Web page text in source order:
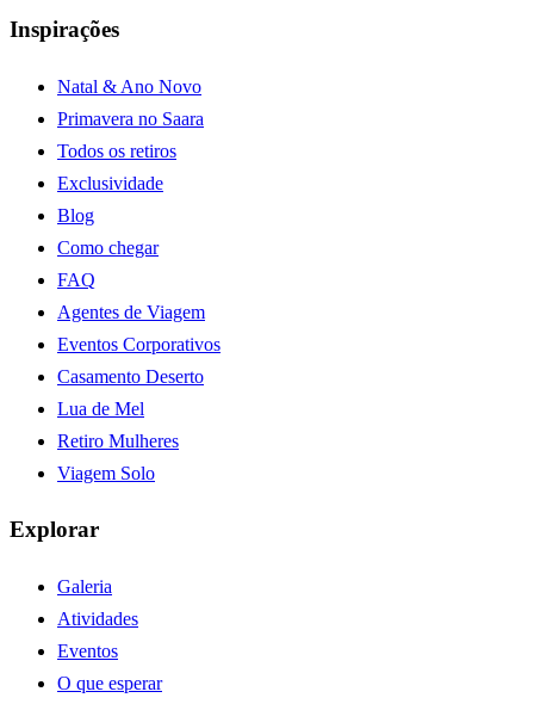
Inspirações
Natal & Ano Novo
Primavera no Saara
Todos os retiros
Exclusividade
Blog
Como chegar
FAQ
Agentes de Viagem
Eventos Corporativos
Casamento Deserto
Lua de Mel
Retiro Mulheres
Viagem Solo
Explorar
Galeria
Atividades
Eventos
O que esperar